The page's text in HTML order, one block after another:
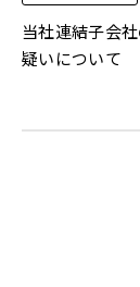
当社連結子会
疑いについて